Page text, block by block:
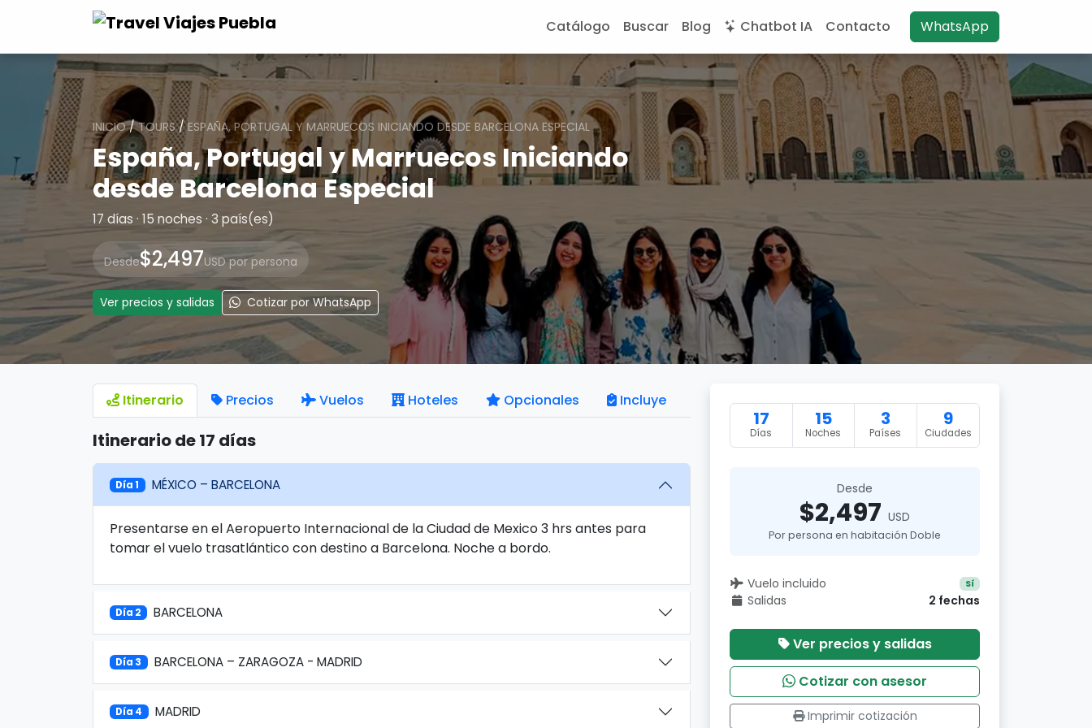
Catálogo Buscar Blog Chatbot IA Contacto WhatsApp
INICIO/TOURS/ESPAÑA, PORTUGAL Y MARRUECOS INICIANDO DESDE BARCELONA ESPECIAL
España, Portugal y Marruecos Iniciando
desde Barcelona Especial
17 días · 15 noches · 3 país(es)
Desde$2,497USD por persona
Ver precios y salidas Cotizar por WhatsApp
Itinerario Precios Vuelos Hoteles Opcionales Incluye
Itinerario de 17 días
Día 1 MÉXICO – BARCELONA
Presentarse en el Aeropuerto Internacional de la Ciudad de Mexico 3 hrs antes para
tomar el vuelo trasatlántico con destino a Barcelona. Noche a bordo.
Día 2 BARCELONA
Día 3 BARCELONA – ZARAGOZA - MADRID
Día 4 MADRID
17
Días
15
Noches
3
Países
9
Ciudades
Desde
$2,497 USD
Por persona en habitación Doble
Vuelo incluido Sí
Salidas 2 fechas
Ver precios y salidas
Cotizar con asesor
Imprimir cotización